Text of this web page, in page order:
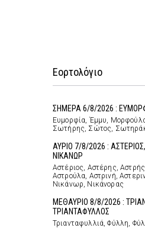
Εορτολόγιο
ΣΗΜΕΡΑ 6/8/2026 :
Ευμορφία, Έμμυ,
Σωτήρης, Σώτος,
ΑΥΡΙΟ 7/8/2026 :
ΝΙΚΑΝΩΡ
Αστέριος, Αστέρης,
Αστρούλα, Αστρινή,
Νικάνωρ, Νικάνορας
ΜΕΘΑΥΡΙΟ 8/8/2026 :
ΤΡΙΑΝΤΑΦΥΛΛΟΣ
Τριανταφυλλιά, Φύλλη,